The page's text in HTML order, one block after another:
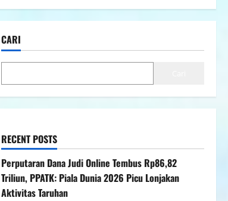
CARI
RECENT POSTS
Perputaran Dana Judi Online Tembus Rp86,82
Triliun, PPATK: Piala Dunia 2026 Picu Lonjakan
Aktivitas Taruhan